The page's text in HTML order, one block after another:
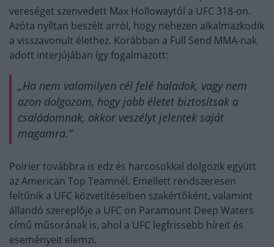
vereséget szenvedett Max Hollowaytól a UFC 318-on.
Azóta nyíltan beszélt arról, hogy nehezen alkalmazkodik
a visszavonult élethez. Korábban a Full Send MMA-nak
adott interjújában így fogalmazott:
„Ha nem valamilyen cél felé haladok, vagy nem
azon dolgozom, hogy jobb életet biztosítsak a
családomnak, akkor veszélyt jelentek saját
magamra.”
Poirier továbbra is edz és harcosokkal dolgozik együtt
az American Top Teamnél. Emellett rendszeresen
feltűnik a UFC közvetítéseiben szakértőként, valamint
állandó szereplője a UFC on Paramount Deep Waters
című műsorának is, ahol a UFC legfrissebb híreit és
eseményeit elemzi.